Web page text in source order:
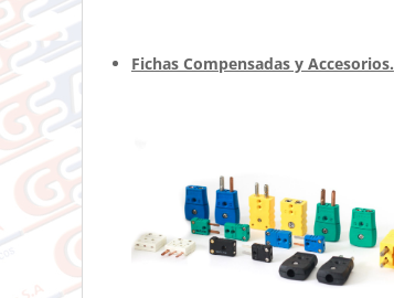
Fichas Compensadas y Accesorios.